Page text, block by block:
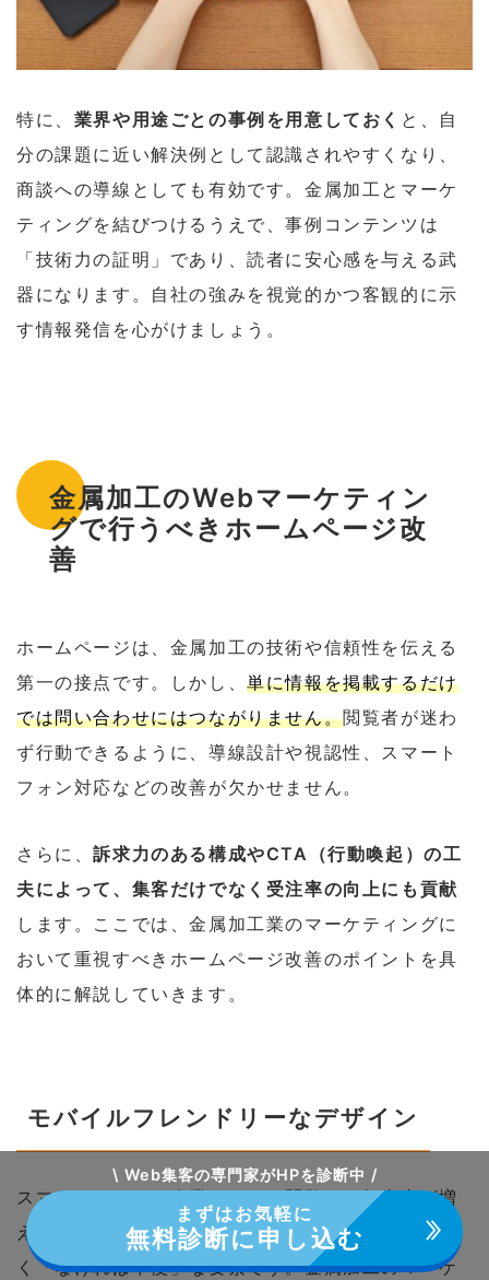
特に、 業界や用途ごとの事例を用意しておく と、自
分の課題に近い解決例として認識されやすくなり、
商談への導線としても有効です。金属加工とマーケ
ティングを結びつけるうえで、事例コンテンツは
「技術力の証明」であり、読者に安心感を与える武
器になります。自社の強みを視覚的かつ客観的に示
す情報発信を心がけましょう。
金属加工のWebマーケティン
グで行うべきホームページ改
善
ホームページは、金属加工の技術や信頼性を伝える
第一の接点です。しかし、単に情報を掲載するだけ
では問い合わせにはつながりません。閲覧者が迷わ
ず行動できるように、導線設計や視認性、スマート
フォン対応などの改善が欠かせません。
さらに、訴求力のある構成やCTA（行動喚起）の工
夫によって、集客だけでなく受注率の向上にも貢献
します。ここでは、金属加工業のマーケティングに
おいて重視すべきホームページ改善のポイントを具
体的に解説していきます。
モバイルフレンドリーなデザイン
スマートフォンで企業サイトを閲覧する担当者が増
えている今、モバイル対応は「あると便利」ではな
く「なければ不便」な要素です。金属加工のマーケ
\ Web集客の専門家がHPを診断中 /
まずはお気軽に
無料診断に申し込む